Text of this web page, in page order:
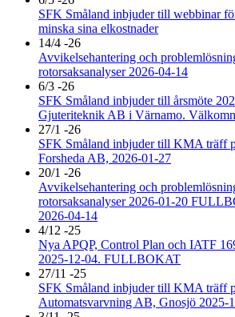
SFK Småland inbjuder till webbinar
minska sina elkostnader
14/4 -26
Avvikelsehantering och
rotorsaksanalyser 2026-04-14
6/3 -26
SFK Småland inbjuder till årsmöte
Gjuteriteknik AB i Värnamo.
27/1 -26
SFK Småland inbjuder till KMA träff
Forsheda AB, 2026-01-27
20/1 -26
Avvikelsehantering och
rotorsaksanalyser 2026-01-20
2026-04-14
4/12 -25
Nya APQP, Control Plan och IATF
2025-12-04. FULLBOKAT
27/11 -25
SFK Småland inbjuder till KMA träff
Automatsvarvning AB, Gnosjö